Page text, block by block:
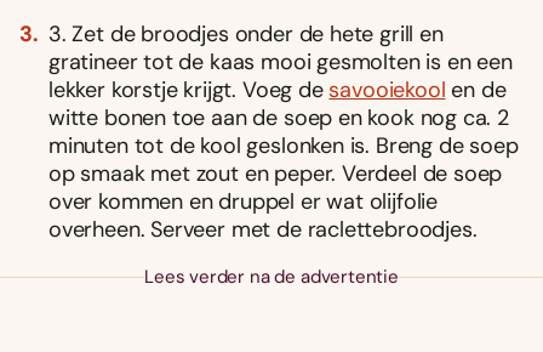
3. Zet de broodjes onder de hete grill en
gratineer tot de kaas mooi gesmolten is en een
lekker korstje krijgt. Voeg de savooiekool en de
witte bonen toe aan de soep en kook nog ca. 2
minuten tot de kool geslonken is. Breng de soep
op smaak met zout en peper. Verdeel de soep
over kommen en druppel er wat olijfolie
overheen. Serveer met de raclettebroodjes.
Lees verder na de advertentie